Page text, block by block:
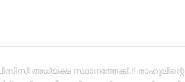
അധ്യക്ഷ സ്ഥാനത്തേക്ക്..!! രാഹുലിന്റെ